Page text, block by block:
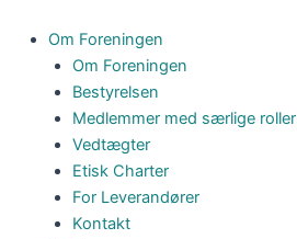
indholdet
Om Foreningen
Om Foreningen
Bestyrelsen
Medlemmer med særlige roller
Vedtægter
Etisk Charter
For Leverandører
Kontakt